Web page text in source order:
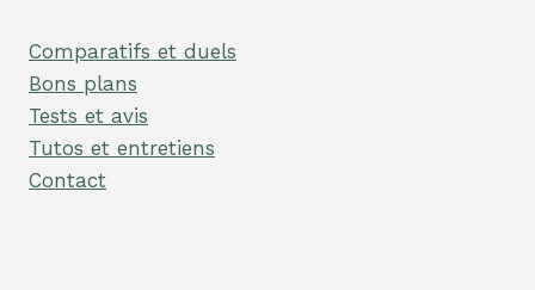
Comparatifs et duels
Bons plans
Tests et avis
Tutos et entretiens
Contact